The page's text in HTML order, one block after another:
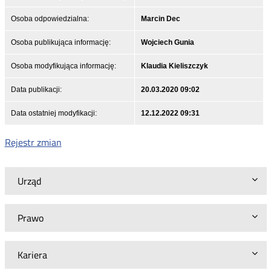
Urząd
Prawo
Kariera
Osoba odpowiedzialna: Marcin Dec
Osoba publikująca informację: Wojciech Gunia
Osoba modyfikująca informację: Klaudia Kieliszczyk
Data publikacji: 20.03.2020 09:02
Data ostatniej modyfikacji: 12.12.2022 09:31
Rejestr zmian